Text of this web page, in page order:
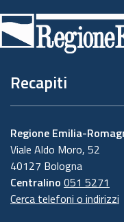
di
pagina
Recapiti
Regione Emilia-
Viale Aldo Moro, 52
40127 Bologna
Centralino 051 5271
Cerca telefoni o indirizzi